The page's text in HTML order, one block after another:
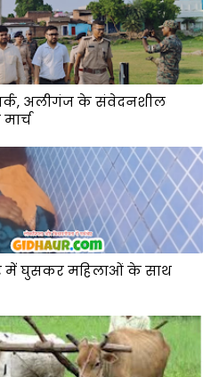
अलीगंज के संवेदनशील
में घुसकर महिलाओं के साथ